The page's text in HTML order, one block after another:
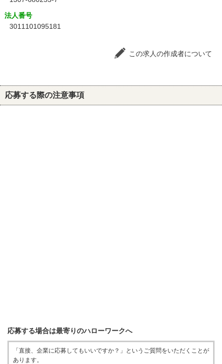
法人番号
3011101095181
この求人の作成者について
応募する際の注意事項
応募する場合は最寄りのハローワークへ
「直接、企業に応募してもいいですか？」というご質問をいただくことが
あります。